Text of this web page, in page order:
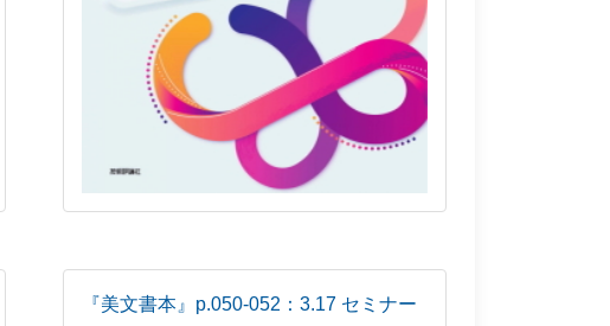
『美文書本』p.050-052：3.17 セミナー